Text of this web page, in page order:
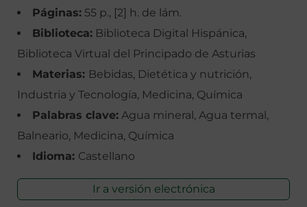
Páginas: 55 p., [2] h. de lám.
Biblioteca: Biblioteca Digital Hispánica,
Biblioteca Virtual del Principado de Asturias
Materias: Bebidas, Dietética y nutrición,
Industria y Tecnología, Medicina, Química
Palabras clave: Agua mineral, Agua termal,
Balneario, Medicina, Química
Idioma: Castellano
Ir a versión electrónica